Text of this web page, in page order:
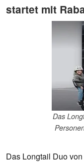
startet mit
Das
Das Longtail Duo